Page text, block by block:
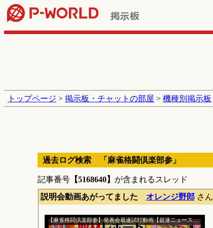
トップページ > 掲示板・チャットの部屋 > 機種別掲示板
過去ログ検索 「麻雀格闘倶楽部参」
記事番号 【5168640】 が含まれるスレッド
説明会動画あがってました オレンジ野郎さん
【麻雀格闘倶楽部参】発表会最速試打動画【超速ニュース】[パチスロ][スロット]